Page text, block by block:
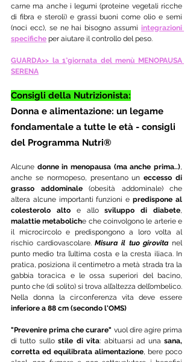
carne ma anche i legumi (proteine vegetali ricche
di fibra e steroli) e grassi buoni come olio e semi
(noci ecc), se ne hai bisogno assumi integrazioni
specifiche per aiutare il controllo del peso.
GUARDA>> la 1°giornata del menù MENOPAUSA
SERENA
Consigli della Nutrizionista:
Donna e alimentazione: un legame
fondamentale a tutte le età - consigli
del Programma Nutri®
Alcune donne in menopausa (ma anche prima..),
anche se normopeso, presentano un eccesso di
grasso addominale (obesità addominale) che
altera alcune importanti funzioni e predispone al
colesterolo alto e allo sviluppo di diabete
malattie metaboliche che coinvolgono le arterie e
il microcircolo e predispongono a loro volta al
rischio cardiovascolare. Misura il tuo girovita nel
punto medio tra l’ultima costa e la cresta iliaca. In
pratica, posiziona il centimetro a metà strada tra la
gabbia toracica e le ossa superiori del bacino,
punto che (di solito) si trova all’altezza dell’ombelico.
inferiore a 88 cm (secondo l'OMS)
"Prevenire prima che curare" vuol dire agire prima
di tutto sullo stile di vita: abituarsi ad una sana,
corretta ed equilibrata alimentazione, bere poco